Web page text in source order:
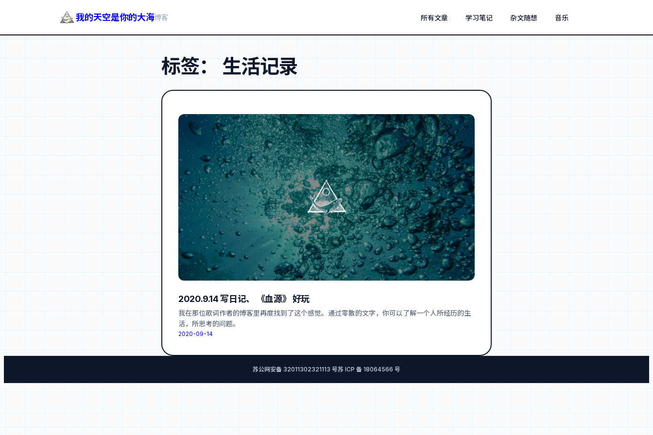
我的天空是你的大海博客 所有文章 学习笔记 杂文随想 音乐
标签： 生活记录
2020.9.14 写日记、 《血源》 好玩
我在那位歌词作者的博客里再度找到了这个感觉。通过零散的文字，你可以了解一个人所经历的生
活，所思考的问题。
2020-09-14
苏公网安备 32011302321113 号苏 ICP 备 18064566 号